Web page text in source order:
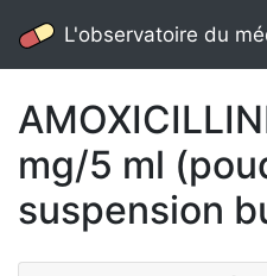
L'observatoire du
mg/5 ml
suspension